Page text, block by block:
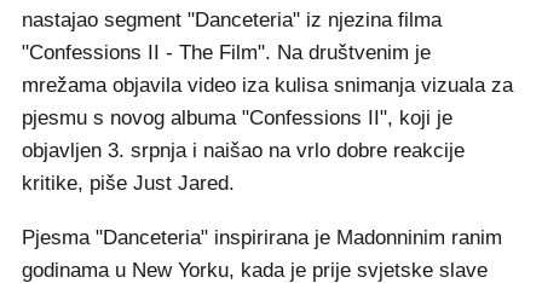
nastajao segment "Danceteria" iz njezina filma
"Confessions II - The Film". Na društvenim je
mrežama objavila video iza kulisa snimanja vizuala za
pjesmu s novog albuma "Confessions II", koji je
objavljen 3. srpnja i naišao na vrlo dobre reakcije
kritike, piše Just Jared.
Pjesma "Danceteria" inspirirana je Madonninim ranim
godinama u New Yorku, kada je prije svjetske slave